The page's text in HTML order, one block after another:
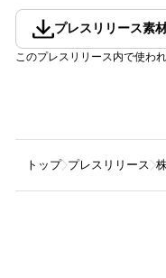
プレスリリース素
このプレスリリース内で使わ
トップ プレスリリース